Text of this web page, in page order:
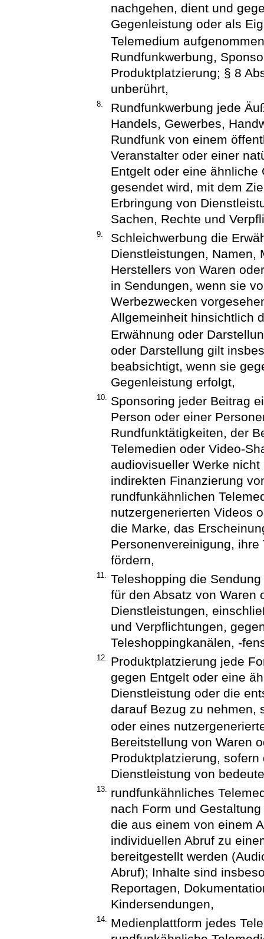
nachgehen, dient und
Gegenleistung oder als
Telemedium
Rundfunkwerbung,
Produktplatzierung; § 8
unberührt,
8.
Rundfunkwerbung jede
Handels, Gewerbes,
Rundfunk von einem
Veranstalter oder einer
Entgelt oder eine ähnliche
gesendet wird, mit dem
Erbringung von
Sachen, Rechte und
9.
Schleichwerbung die
Dienstleistungen, Namen,
Herstellers von Waren
in Sendungen, wenn sie
Werbezwecken
Allgemeinheit hinsichtlich
Erwähnung oder
oder Darstellung gilt
beabsichtigt, wenn sie
Gegenleistung erfolgt,
10.
Sponsoring jeder Beitrag
Person oder einer
Rundfunktätigkeiten, der
Telemedien oder Video-
audiovisueller Werke
indirekten Finanzierung
rundfunkähnlichen
nutzergenerierten Videos
die Marke, das
Personenvereinigung,
fördern,
11.
Teleshopping die
für den Absatz von Waren
Dienstleistungen,
und Verpflichtungen,
Teleshoppingkanälen, -
12.
Produktplatzierung jede
gegen Entgelt oder eine
Dienstleistung oder die
darauf Bezug zu nehmen,
oder eines
Bereitstellung von Waren
Produktplatzierung,
Dienstleistung von
13.
rundfunkähnliches
nach Form und
die aus einem von einem
individuellen Abruf zu
bereitgestellt werden
Abruf); Inhalte sind
Reportagen,
Kindersendungen,
14.
Medienplattform jedes